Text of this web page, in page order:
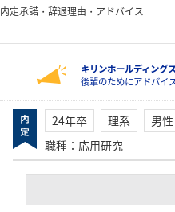
動画
内定承諾・辞退理由・アドバイス
キリンホールディング
後輩のためにアドバイ
24年卒 理系 男性
職種 ： 応用研究